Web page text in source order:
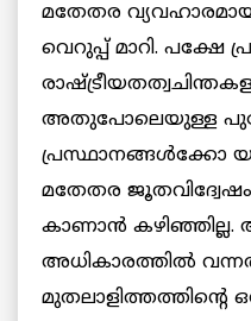
മതേതര
വെറുപ്പ് മാറി. പക്ഷേ
അതുപോലെയുള്ള
പ്രസ്ഥാനങ്ങൾക്കോ
മതേതര
കാണാൻ കഴിഞ്ഞില്ല.
അധികാരത്തിൽ
മുതലാളിത്തത്തിന്റെ